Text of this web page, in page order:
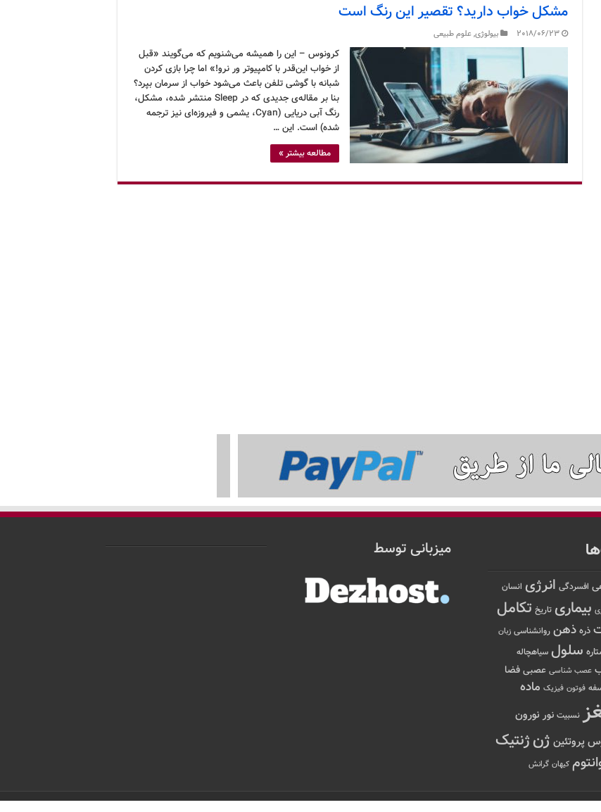
مشکل خواب دارید؟ تقصیر این رنگ است
2018/06/23 بیولوژی,علوم طبیعی
کرونوس – این را همیشه می‌شنویم که می‌گویند «قبل
از خواب این‌قدر با کامپیوتر ور نرو!» اما چرا بازی کردن
شبانه با گوشی تلفن باعث می‌شود خواب از سرمان بپرد؟
بنا بر مقاله‌ی جدیدی که در Sleep منتشر شده، مشکل،
رنگ آبی دریایی (Cyan، یشمی و فیروزه‌ای نیز ترجمه
شده) است. این …
مطالعه بیشتر »
افسردگی انرژی انسان
بیماری تاریخ تکامل
ذره ذهن روانشناسی زبان
سلول سیاهچاله
عصب شناسی عصبی فضا
فوتون فیزیک ماده
نسبیت نور نورون
پروتئین ژنژنتیک
کیهان گرانش
میزبانی توسط